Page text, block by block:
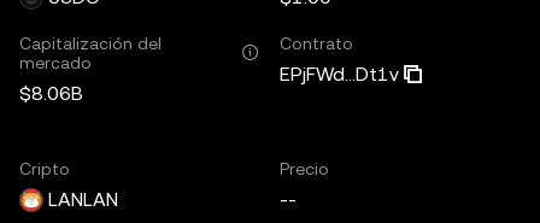
Capitalización del
mercado
$8.06B
Contrato
EPjFWd...Dt1v
Cripto
LANLAN
Precio
--